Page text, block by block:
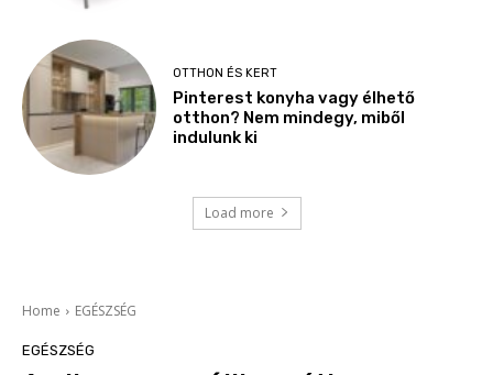
OTTHON ÉS KERT
Pinterest konyha vagy élhető
otthon? Nem mindegy, miből
indulunk ki
Load more